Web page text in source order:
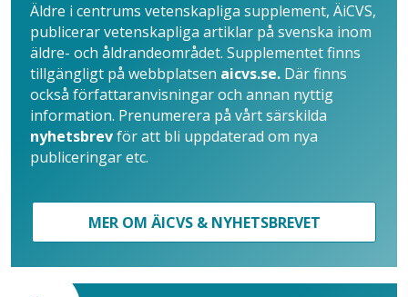
Äldre i centrums vetenskapliga supplement, ÄiCVS,
publicerar vetenskapliga artiklar på svenska inom
äldre- och åldrandeområdet. Supplementet finns
tillgängligt på webbplatsen aicvs.se. Där finns
också författaranvisningar och annan nyttig
information. Prenumerera på vårt särskilda
nyhetsbrevför att bli uppdaterad om nya
publiceringar etc.
MER OM ÄICVS & NYHETSBREVET